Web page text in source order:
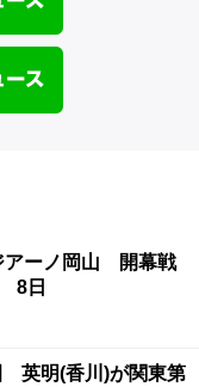
アーノ岡山 開幕戦
8日
英明(香川)が関東第